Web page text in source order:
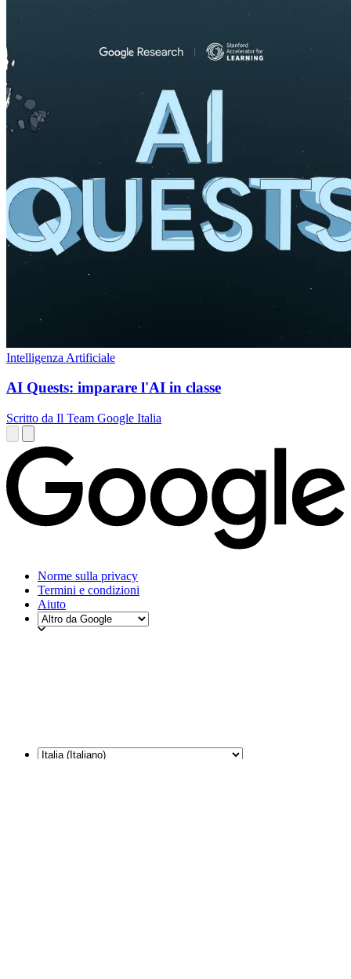
Intelligenza Artificiale
AI Quests: imparare l'AI in classe
Scritto da Il Team Google Italia
Norme sulla privacy
Termini e condizioni
Aiuto